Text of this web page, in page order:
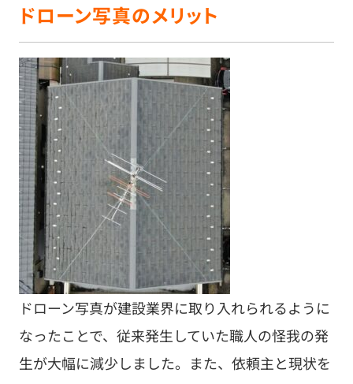
ドローン写真のメリット
ドローン写真が建設業界に取り入れられるように
なったことで、従来発生していた職人の怪我の発
生が大幅に減少しました。また、依頼主と現状を